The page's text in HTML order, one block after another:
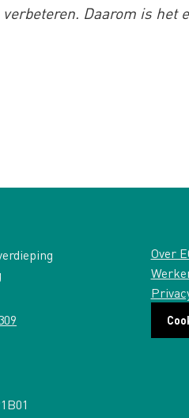
Daarom is het
Over